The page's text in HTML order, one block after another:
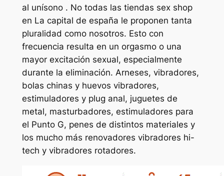
al unísono . No todas las tiendas sex shop
en La capital de españa le proponen tanta
pluralidad como nosotros. Esto con
frecuencia resulta en un orgasmo o una
mayor excitación sexual, especialmente
durante la eliminación. Arneses, vibradores,
bolas chinas y huevos vibradores,
estimuladores y plug anal, juguetes de
metal, masturbadores, estimuladores para
el Punto G, penes de distintos materiales y
los mucho más renovadores vibradores hi-
tech y vibradores rotadores.